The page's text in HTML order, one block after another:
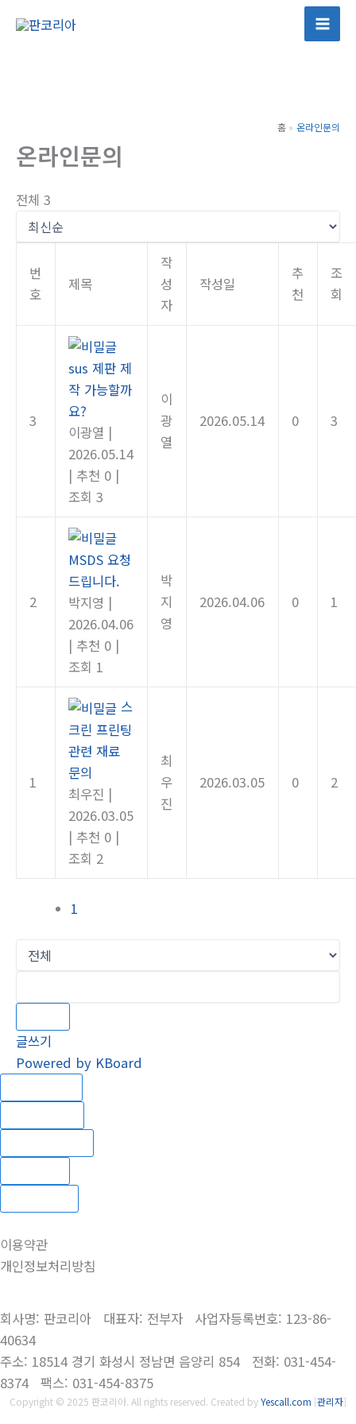
Main
홈 온라인문의
온라인문의
전체 3
번
호
제목
작
성
자
작성일
추
천
조
회
3
sus 제판 제
작 가능할까
요?
이광열 |
2026.05.14
| 추천 0 |
조회 3
이
광
열
2026.05.14 0 3
2
MSDS 요청
드립니다.
박지영 |
2026.04.06
| 추천 0 |
조회 1
박
지
영
2026.04.06 0 1
1
스
크린 프린팅
관련 재료
문의
최우진 |
2026.03.05
| 추천 0 |
조회 2
최
우
진
2026.03.05 0 2
1
글쓰기
Powered by KBoard
이용약관
개인정보처리방침
회사명: 판코리아 대표자: 전부자 사업자등록번호: 123-86-
40634
주소: 18514 경기 화성시 정남면 음양리 854 전화: 031-454-
8374 팩스: 031-454-8375
Copyright © 2025 판코리아. All rights reserved. Created byYescall.com [관리자]